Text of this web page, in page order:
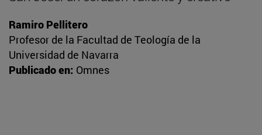
Ramiro Pellitero
Profesor de la Facultad de Teología de la
Universidad de Navarra
Publicado en: Omnes